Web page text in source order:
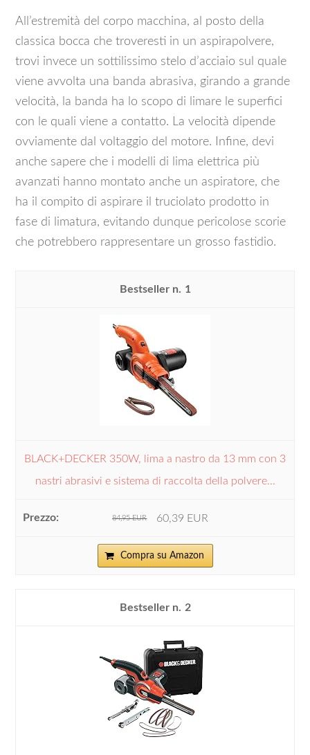
All’estremità del corpo macchina, al posto della
classica bocca che troveresti in un aspirapolvere,
trovi invece un sottilissimo stelo d’acciaio sul quale
viene avvolta una banda abrasiva, girando a grande
velocità, la banda ha lo scopo di limare le superfici
con le quali viene a contatto. La velocità dipende
ovviamente dal voltaggio del motore. Infine, devi
anche sapere che i modelli di lima elettrica più
avanzati hanno montato anche un aspiratore, che
ha il compito di aspirare il truciolato prodotto in
fase di limatura, evitando dunque pericolose scorie
che potrebbero rappresentare un grosso fastidio.
1
BLACK+DECKER 350W, lima a nastro da 13 mm con 3
nastri abrasivi e sistema di raccolta della polvere...
84,95 EUR 60,39 EUR
Compra su Amazon
2